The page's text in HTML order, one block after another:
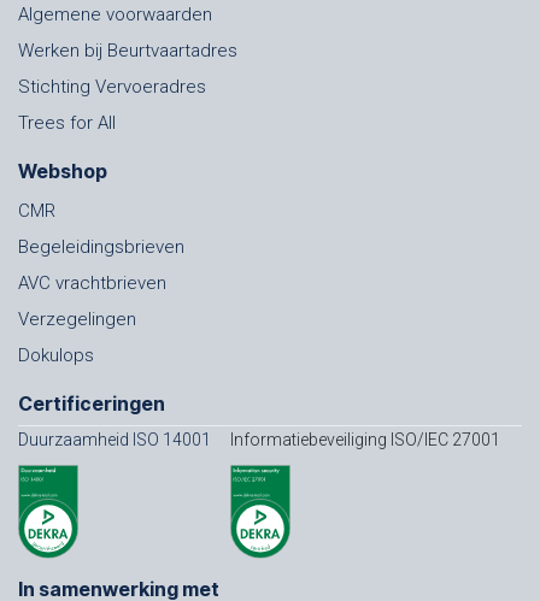
Algemene voorwaarden
Werken bij Beurtvaartadres
Stichting Vervoeradres
Trees for All
Webshop
CMR
Begeleidingsbrieven
AVC vrachtbrieven
Verzegelingen
Dokulops
Certificeringen
Duurzaamheid ISO 14001 Informatiebeveiliging ISO/IEC 27001
In samenwerking met